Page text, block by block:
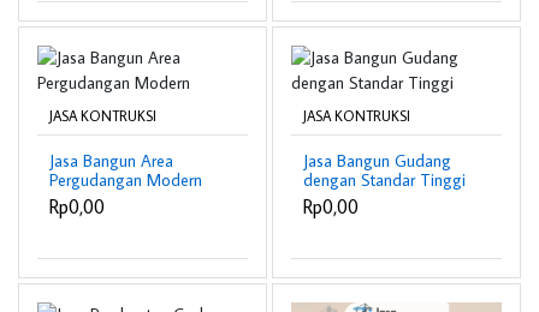
JASA KONTRUKSI
Jasa Bangun Area
Pergudangan Modern
Rp0,00
JASA KONTRUKSI
Jasa Bangun Gudang
dengan Standar Tinggi
Rp0,00